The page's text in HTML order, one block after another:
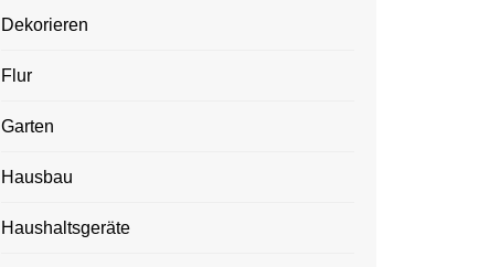
Dekorieren
Flur
Garten
Hausbau
Haushaltsgeräte